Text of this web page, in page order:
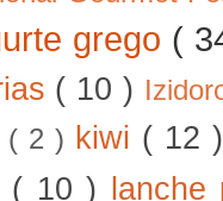
grego (
( 10 )
( 2 ) kiwi ( 12
( 10 )